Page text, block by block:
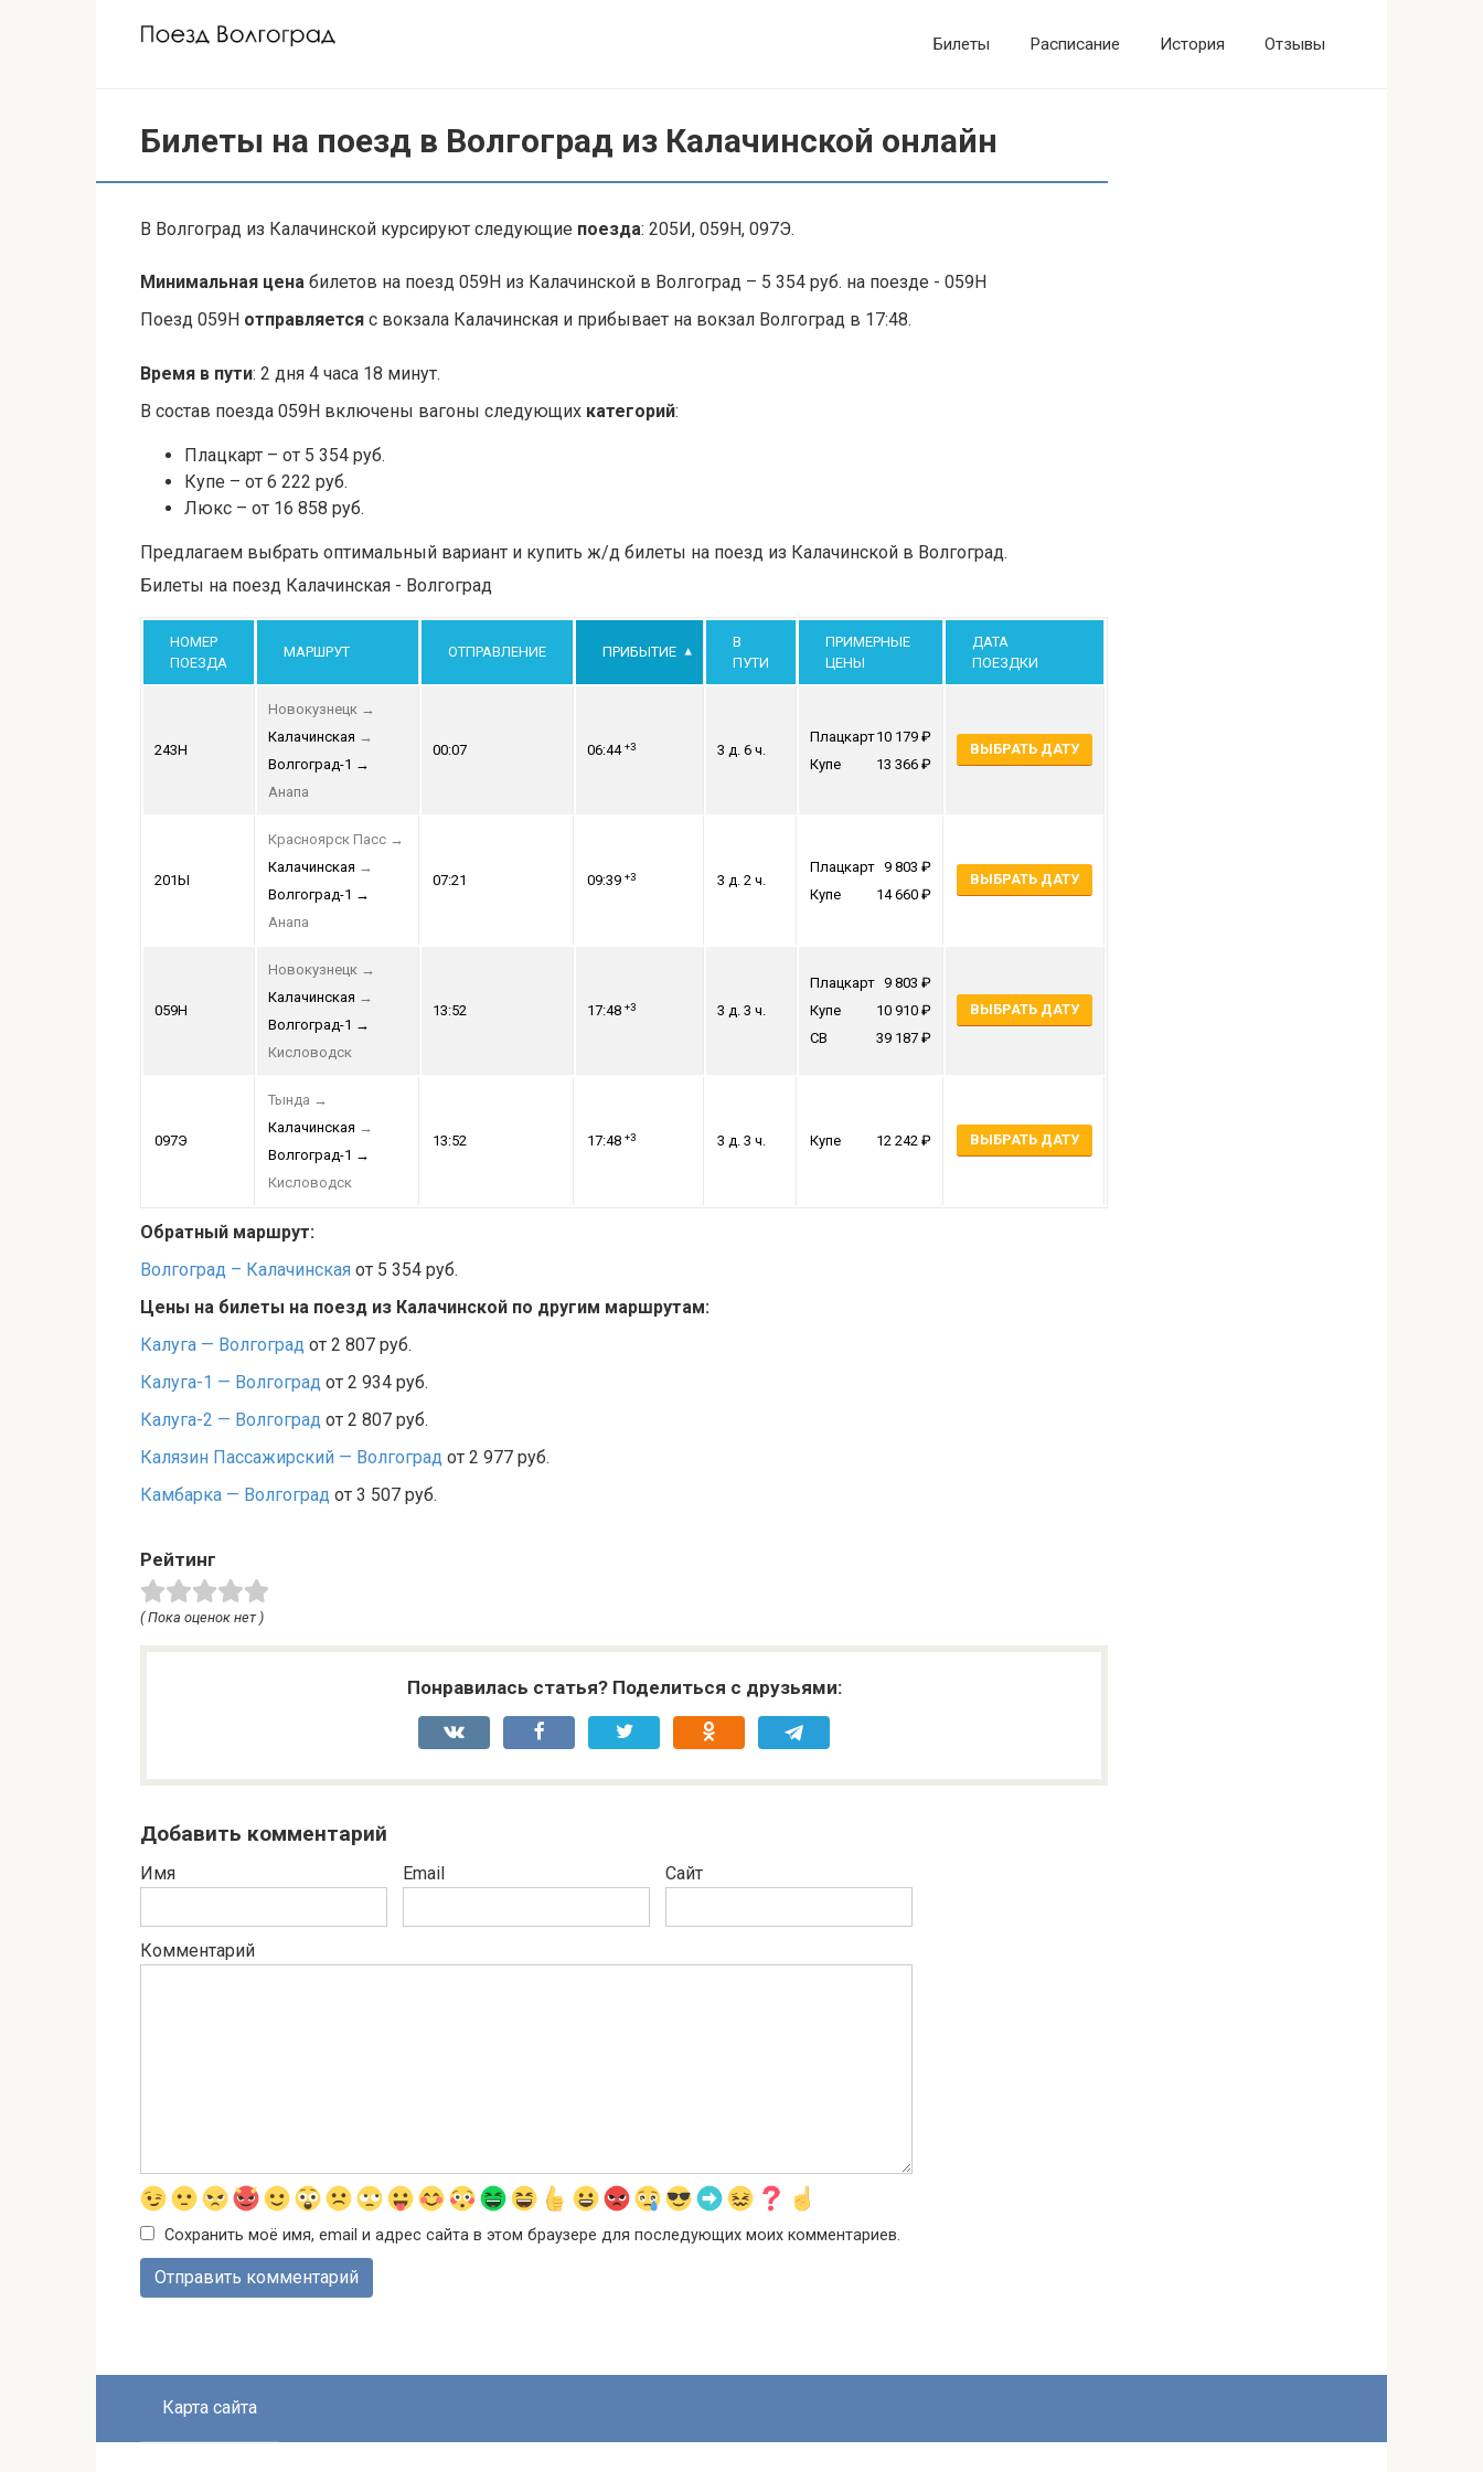
Билеты Расписание История Отзывы
Билеты на поезд в Волгоград из Калачинской онлайн
В Волгоград из Калачинской курсируют следующие поезда: 205И, 059Н, 097Э.
Минимальная цена билетов на поезд 059Н из Калачинской в Волгоград – 5 354 руб. на поезде - 059Н
Поезд 059Н отправляется с вокзала Калачинская и прибывает на вокзал Волгоград в 17:48.
Время в пути: 2 дня 4 часа 18 минут.
В состав поезда 059Н включены вагоны следующих категорий:
Плацкарт – от 5 354 руб.
Купе – от 6 222 руб.
Люкс – от 16 858 руб.
Предлагаем выбрать оптимальный вариант и купить ж/д билеты на поезд из Калачинской в Волгоград.
Билеты на поезд Калачинская - Волгоград
НОМЕР
ПОЕЗДА
МАРШРУТ ОТПРАВЛЕНИЕ ПРИБЫТИЕ
В
ПУТИ
ПРИМЕРНЫЕ
ЦЕНЫ
ДАТА
ПОЕЗДКИ
243Н
Новокузнецк →
Калачинская →
Волгоград-1 →
Анапа
00:07 06:44+3 3 д. 6 ч.
Плацкарт10 179
Купе
13 366
ВЫБРАТЬ ДАТУ
201Ы
Красноярск Пасс →
Калачинская →
Волгоград-1 →
Анапа
07:21 09:39 +3 3 д. 2 ч.
Плацкарт 9 803
Купе
14 660
ВЫБРАТЬ ДАТУ
059Н
Новокузнецк →
Калачинская →
Волгоград-1 →
Кисловодск
13:52 17:48 +3 3 д. 3 ч.
Плацкарт 9 803
Купе
10 910
СВ
39 187
ВЫБРАТЬ ДАТУ
097Э
Тында →
Калачинская →
Волгоград-1 →
Кисловодск
13:52 17:48 +3 3 д. 3 ч. Купе 12 242 ВЫБРАТЬ ДАТУ
Обратный маршрут:
Волгоград – Калачинская от 5 354 руб.
Цены на билеты на поезд из Калачинской по другим маршрутам:
Калуга — Волгоград от 2 807 руб.
Калуга-1 — Волгоград от 2 934 руб.
Калуга-2 — Волгоград от 2 807 руб.
Калязин Пассажирский — Волгоград от 2 977 руб.
Камбарка — Волгоград от 3 507 руб.
Рейтинг
( Пока оценок нет )
Понравилась статья? Поделиться с друзьями:
Добавить комментарий
Имя Email Сайт
Комментарий
Сохранить моё имя, email и адрес сайта в этом браузере для последующих моих комментариев.
Карта сайта